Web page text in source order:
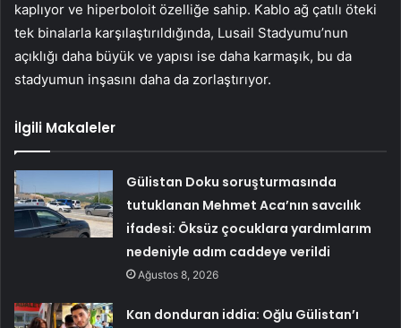
kaplıyor ve hiperboloit özelliğe sahip. Kablo ağ çatılı öteki
tek binalarla karşılaştırıldığında, Lusail Stadyumu’nun
açıklığı daha büyük ve yapısı ise daha karmaşık, bu da
stadyumun inşasını daha da zorlaştırıyor.
İlgili Makaleler
Gülistan Doku soruşturmasında
tutuklanan Mehmet Aca’nın savcılık
ifadesi: Öksüz çocuklara yardımlarım
nedeniyle adım caddeye verildi
Ağustos 8, 2026
Kan donduran iddia: Oğlu Gülistan’ı